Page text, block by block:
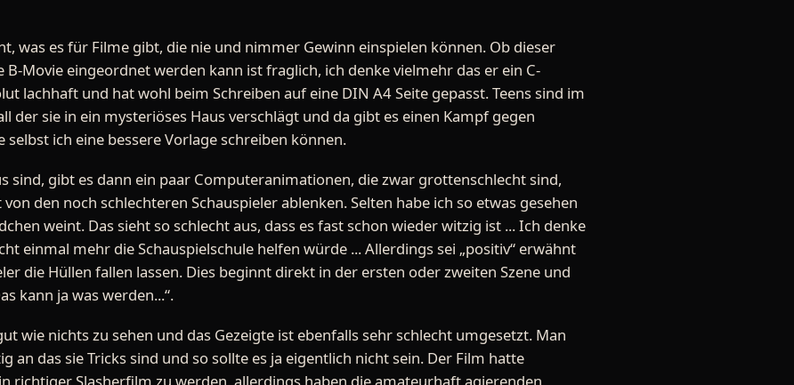
was es für Filme gibt, die nie und nimmer Gewinn einspielen können. Ob dieser
B-Movie eingeordnet werden kann ist fraglich, ich denke vielmehr das er ein C-
lachhaft und hat wohl beim Schreiben auf eine DIN A4 Seite gepasst. Teens sind im
der sie in ein mysteriöses Haus verschlägt und da gibt es einen Kampf gegen
ich eine bessere Vorlage schreiben können.
sind, gibt es dann ein paar Computeranimationen, die zwar grottenschlecht sind,
den noch schlechteren Schauspieler ablenken. Selten habe ich so etwas gesehen
weint. Das sieht so schlecht aus, dass es fast schon wieder witzig ist ... Ich denke
einmal mehr die Schauspielschule helfen würde ... Allerdings sei „positiv“ erwähnt
die Hüllen fallen lassen. Dies beginnt direkt in der ersten oder zweiten Szene und
kann ja was werden...“.
wie nichts zu sehen und das Gezeigte ist ebenfalls sehr schlecht umgesetzt. Man
an das sie Tricks sind und so sollte es ja eigentlich nicht sein. Der Film hatte